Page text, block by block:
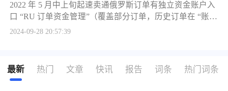
放款）和汇率计算规则调整（12 月 6 日起按支付当日汇率
记录人民币货款，此前按原规则，仅支持境外人民币换汇
结算，介绍不同时间订单示例及汇率计算）相关内容。
2022 年 5 月中上旬起速卖通俄罗斯订单有独立资金账户入
口 “RU 订单资金管理”（覆盖部分订单，历史订单在 “账
单” 查），使用前需完成国际支付宝账户合规审核及签约
账、运费代扣、结算币种等）及万里汇账号相关问题（注
册、授权、更换等）。
2024-09-28 20:57:39
最新 热门 文章 快讯 报告 词条 热门词条